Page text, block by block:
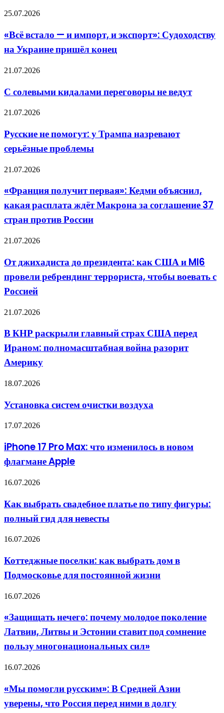
замены
«Всё
—
и
импорт,
экспорт»:
Судоходству
Украине
конец
25.07.2026
«Всё встало — и импорт, и экспорт»: Судоходству
на Украине пришёл конец
С
кидалами
переговоры
ведут
21.07.2026
С солевыми кидалами переговоры не ведут
Русские
помогут:
у
Трампа
серьёзные
проблемы
21.07.2026
Русские не помогут: у Трампа назревают
серьёзные проблемы
«Франция
первая»:
Кедми
объяснил,
расплата
Макрона
соглашение
37
стран
против
России
21.07.2026
«Франция получит первая»: Кедми объяснил,
какая расплата ждёт Макрона за соглашение 37
стран против России
От
до
президента:
как
и
провели
террориста,
чтобы
воевать
с
Россией
21.07.2026
От джихадиста до президента: как США и MI6
провели ребрендинг террориста, чтобы воевать с
Россией
В
раскрыли
главный
страх
перед
полномасштабная
разорит
Америку
21.07.2026
В КНР раскрыли главный страх США перед
Ираном: полномасштабная война разорит
Америку
Установка
очистки
воздуха
18.07.2026
Установка систем очистки воздуха
iPhone
Pro
Max:
что
в
новом
Apple
17.07.2026
iPhone 17 Pro Max: что изменилось в новом
флагмане Apple
Как
свадебное
платье
по
фигуры:
для
невесты
16.07.2026
Как выбрать свадебное платье по типу фигуры:
полный гид для невесты
Коттеджные
как
выбрать
дом
Подмосковье
для
жизни
16.07.2026
Коттеджные поселки: как выбрать дом в
Подмосковье для постоянной жизни
«Защищать
почему
молодое
поколение
Литвы
Эстонии
под
сомнение
пользу
16.07.2026
«Защищать нечего: почему молодое поколение
Латвии, Литвы и Эстонии ставит под сомнение
пользу многонациональных сил»
«Мы
русским»:
В
Средней
16.07.2026
«Мы помогли русским»: В Средней Азии
уверены, что Россия перед ними в долгу